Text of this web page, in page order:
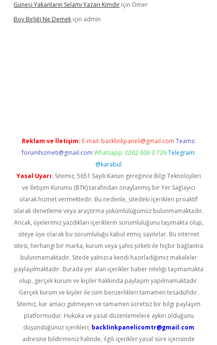
Güneşi Yakanların Selamı Yazarı Kimdir için Ömer
Boy Birliği Ne Demek için admin
Reklam ve İletişim: E-mail: backlinkpaneli@gmail.com Teams:
forumhizmeti@gmail.com Whatsapp: 0262 606 0 726 Telegram:
@karabul
Yasal Uyarı: Sitemiz, 5651 Sayılı Kanun gereğince Bilgi Teknolojileri
ve İletişim Kurumu (BTK) tarafından onaylanmış bir Yer Sağlayıcı
olarak hizmet vermektedir. Bu nedenle, sitedeki içerikleri proaktif
olarak denetleme veya araştırma yükümlülüğümüz bulunmamaktadır.
Ancak, üyelerimiz yazdıkları içeriklerin sorumluluğunu taşımakta olup,
siteye üye olarak bu sorumluluğu kabul etmiş sayılırlar. Bu internet
sitesi, herhangi bir marka, kurum veya şahıs şirketi ile hiçbir bağlantısı
bulunmamaktadır. Sitede yalnızca kendi hazırladığımız makaleler
paylaşılmaktadır. Burada yer alan içerikler haber niteliği taşımamakta
olup, gerçek kurum ve kişiler hakkında paylaşım yapılmamaktadır.
Gerçek kurum ve kişiler ile isim benzerlikleri tamamen tesadüfidir.
Sitemiz, kar amacı gütmeyen ve tamamen ücretsiz bir bilgi paylaşım
platformudur. Hukuka ve yasal düzenlemelere aykırı olduğunu
düşündüğünüz içerikleri, backlinkpanelicomtr@gmail.com
adresine bildirmeniz halinde, ilgili içerikler yasal süre içerisinde